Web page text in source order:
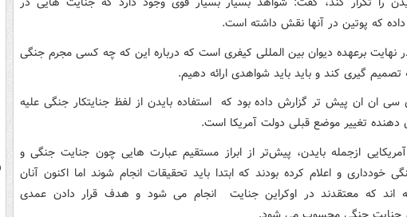
داده که پوتین در آنها نقش داشته است.
نهایت برعهده دیوان بین المللی کیفری است که درباره این که چه کسی مجرم جنگی
گیری کند و باید باید شواهدی ارائه دهیم.
ان ان پیش تر گزارش داده بود که استفاده بایدن از لفظ جنایتکار جنگی علیه
دهنده تغییر موضع قبلی دولت آمریکا است.
ازجمله بایدن، پیش‌تر از ابراز مستقیم عبارت هایی چون جنایت جنگی و
خودداری و اعلام کرده بودند که ابتدا باید تحقیقات انجام شوند اما اکنون آنان
اند که معتقدند در اوکراین جنایت انجام می شود و هدف قرار دادن عمدی